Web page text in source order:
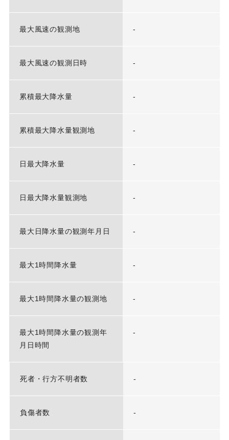
最大風速の観測地 -
最大風速の観測日時 -
累積最大降水量 -
累積最大降水量観測地 -
日最大降水量 -
日最大降水量観測地 -
最大日降水量の観測年月日 -
最大1時間降水量 -
最大1時間降水量の観測地 -
最大1時間降水量の観測年
月日時間
-
死者・行方不明者数 -
負傷者数 -